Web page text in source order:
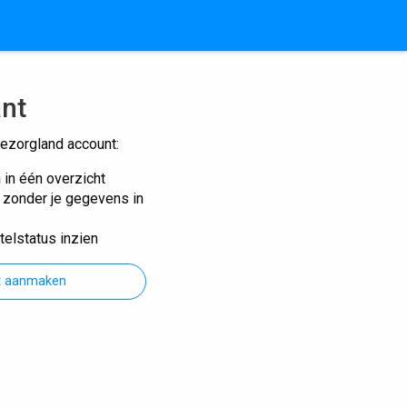
account:
één overzicht
je gegevens in
inzien